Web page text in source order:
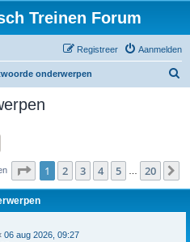
Treinen Forum
Aanmelden
Registreer
onderwerpen
Pagina van 20
1 2 3 4 5 20
06 aug 2026, 09:27